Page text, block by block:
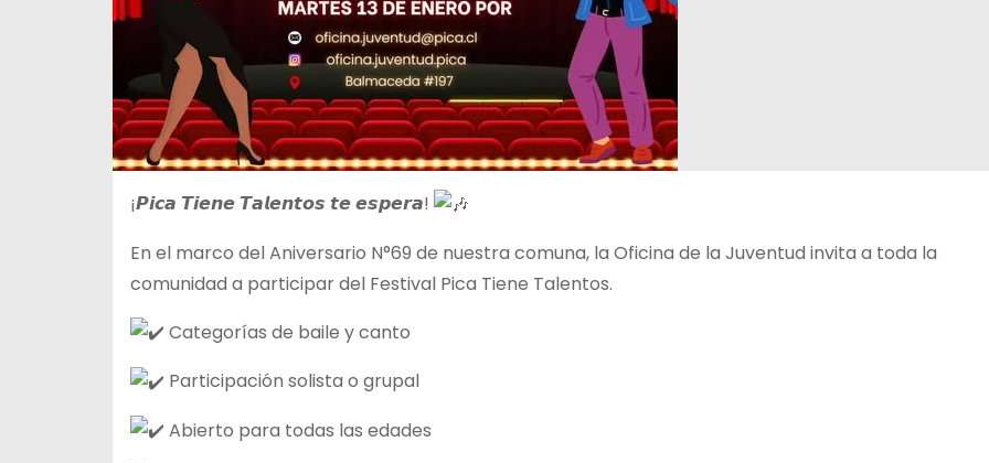
¡𝙋𝙞𝙘𝙖 𝙏𝙞𝙚𝙣𝙚 𝙏𝙖𝙡𝙚𝙣𝙩𝙤𝙨 𝙩𝙚 𝙚𝙨𝙥𝙚𝙧𝙖!
En el marco del Aniversario N°69 de nuestra comuna, la Oficina de la Juventud invita a toda la
comunidad a participar del Festival Pica Tiene Talentos.
Categorías de baile y canto
Participación solista o grupal
Abierto para todas las edades